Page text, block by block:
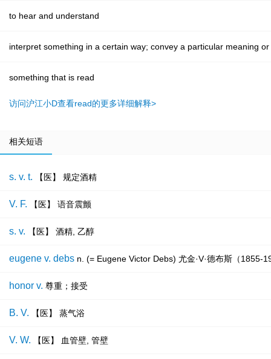
to hear and understand
interpret something in a certain way; convey a particular meaning
something that is read
访问沪江小D查看read的更多详细解释>
相关短语
s. v. t. 【医】 规定酒精
V. F. 【医】 语音震颤
s. v. 【医】 酒精, 乙醇
eugene v. debs n. (= Eugene Victor Debs) 尤金·V·德布斯（1855-
honor v. 尊重；接受
B. V. 【医】 蒸气浴
V. W. 【医】 血管壁, 管壁